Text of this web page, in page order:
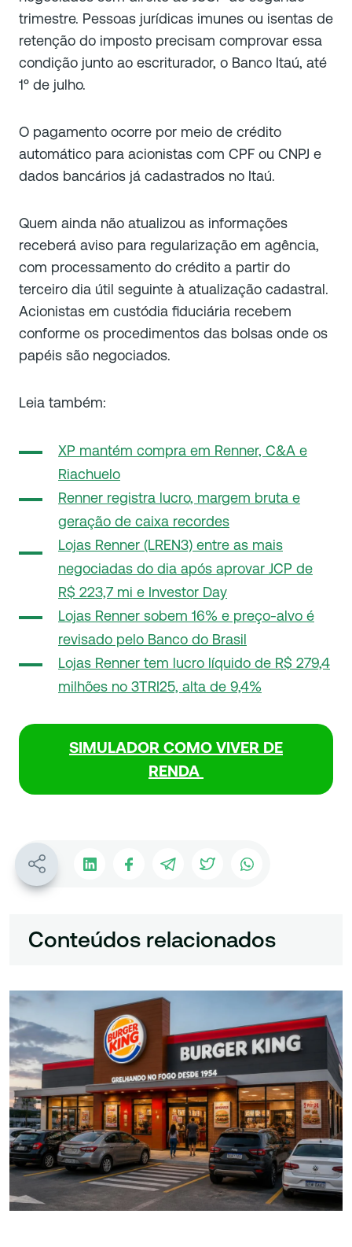
trimestre. Pessoas jurídicas imunes ou isentas de
retenção do imposto precisam comprovar essa
condição junto ao escriturador, o Banco Itaú, até
1º de julho.
O pagamento ocorre por meio de crédito
automático para acionistas com CPF ou CNPJ e
dados bancários já cadastrados no Itaú.
Quem ainda não atualizou as informações
receberá aviso para regularização em agência,
com processamento do crédito a partir do
terceiro dia útil seguinte à atualização cadastral.
Acionistas em custódia fiduciária recebem
conforme os procedimentos das bolsas onde os
papéis são negociados.
Leia também:
XP mantém compra em Renner, C&A e
Riachuelo
Renner registra lucro, margem bruta e
geração de caixa recordes
Lojas Renner (LREN3) entre as mais
negociadas do dia após aprovar JCP de
R$ 223,7 mi e Investor Day
Lojas Renner sobem 16% e preço-alvo é
revisado pelo Banco do Brasil
Lojas Renner tem lucro líquido de R$ 279,4
milhões no 3TRI25, alta de 9,4%
SIMULADOR COMO VIVER DE
RENDA
Conteúdos relacionados